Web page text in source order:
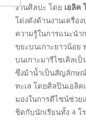
งานศิลปะ โดย เอลิค
โด่งดังด้านงานเครื่อ
ความรู้ในการแนะน
ขยะบนเกาะยาวน้อย
บนเกาะมารีไซเคิลเ
ซึ่งม้าน้ำเป็นสัญลักษ
ทะเล โดยศิลปินเอลิ
มองในการดีไซน์ช่วย
ชิดกับนักเรียนทั้ง 4 โ